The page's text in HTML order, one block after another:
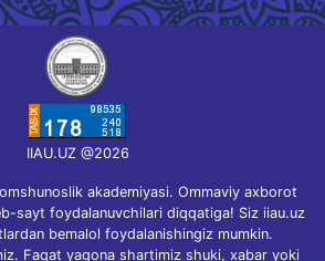
IIAU.UZ @2026
akademiyasi. Ommaviy axborot
sayt foydalanuvchilari diqqatiga! Siz iiau.uz
bemalol foydalanishingiz mumkin.
Faqat yagona shartimiz shuki, xabar yoki